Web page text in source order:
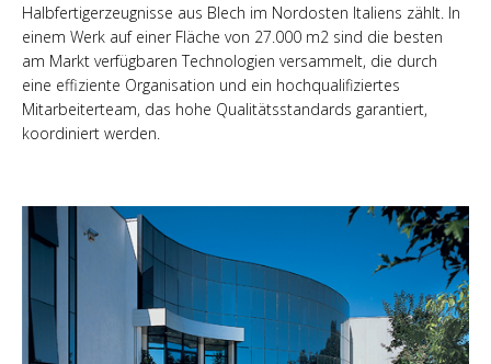
Halbfertigerzeugnisse aus Blech im Nordosten Italiens zählt. In
einem Werk auf einer Fläche von 27.000 m2 sind die besten
am Markt verfügbaren Technologien versammelt, die durch
eine effiziente Organisation und ein hochqualifiziertes
Mitarbeiterteam, das hohe Qualitätsstandards garantiert,
koordiniert werden.